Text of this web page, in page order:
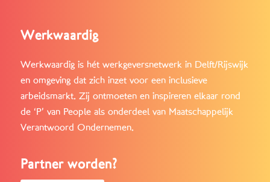
Werkwaardig
Werkwaardig is hét werkgeversnetwerk in Delft/Rijswijk
en omgeving dat zich inzet voor een inclusieve
arbeidsmarkt. Zij ontmoeten en inspireren elkaar rond
de ‘P’ van People als onderdeel van Maatschappelijk
Verantwoord Ondernemen.
Partner worden?